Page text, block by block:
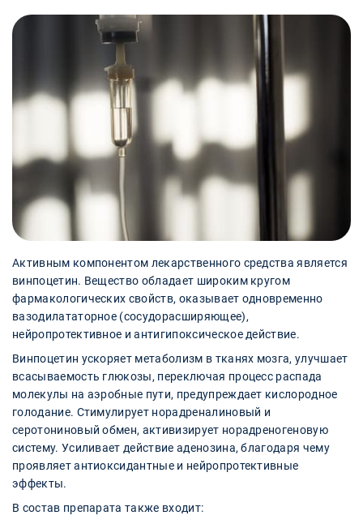
Активным компонентом лекарственного средства является
винпоцетин. Вещество обладает широким кругом
фармакологических свойств, оказывает одновременно
вазодилататорное (сосудорасширяющее),
нейропротективное и антигипоксическое действие.
Винпоцетин ускоряет метаболизм в тканях мозга, улучшает
всасываемость глюкозы, переключая процесс распада
молекулы на аэробные пути, предупреждает кислородное
голодание. Стимулирует норадреналиновый и
серотониновый обмен, активизирует норадреногеновую
систему. Усиливает действие аденозина, благодаря чему
проявляет антиоксидантные и нейропротективные
эффекты.
В состав препарата также входит: